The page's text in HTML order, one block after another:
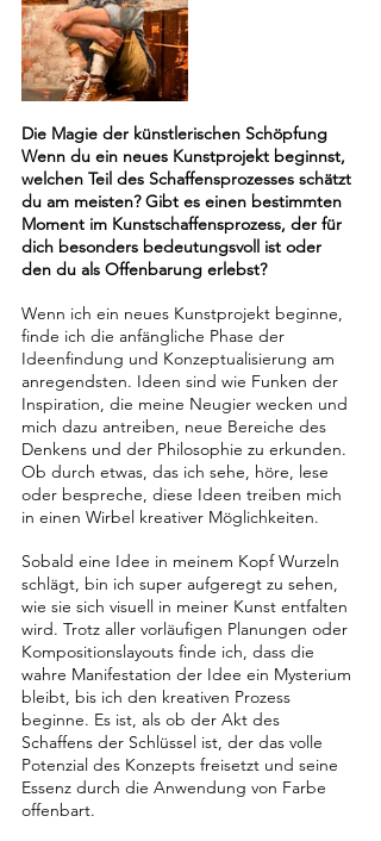
Die Magie der künstlerischen Schöpfung
Wenn du ein neues Kunstprojekt beginnst,
welchen Teil des Schaffensprozesses schätzt
du am meisten? Gibt es einen bestimmten
Moment im Kunstschaffensprozess, der für
dich besonders bedeutungsvoll ist oder
den du als Offenbarung erlebst?
Wenn ich ein neues Kunstprojekt beginne,
finde ich die anfängliche Phase der
Ideenfindung und Konzeptualisierung am
anregendsten. Ideen sind wie Funken der
Inspiration, die meine Neugier wecken und
mich dazu antreiben, neue Bereiche des
Denkens und der Philosophie zu erkunden.
Ob durch etwas, das ich sehe, höre, lese
oder bespreche, diese Ideen treiben mich
in einen Wirbel kreativer Möglichkeiten.
Sobald eine Idee in meinem Kopf Wurzeln
schlägt, bin ich super aufgeregt zu sehen,
wie sie sich visuell in meiner Kunst entfalten
wird. Trotz aller vorläufigen Planungen oder
Kompositionslayouts finde ich, dass die
wahre Manifestation der Idee ein Mysterium
bleibt, bis ich den kreativen Prozess
beginne. Es ist, als ob der Akt des
Schaffens der Schlüssel ist, der das volle
Potenzial des Konzepts freisetzt und seine
Essenz durch die Anwendung von Farbe
offenbart.